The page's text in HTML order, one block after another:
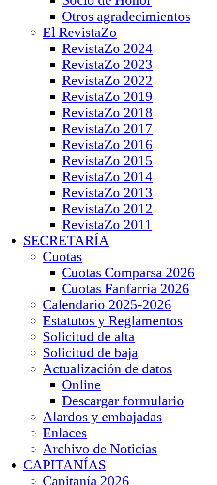
Otros agradecimientos
El RevistaZo
RevistaZo 2024
RevistaZo 2023
RevistaZo 2022
RevistaZo 2019
RevistaZo 2018
RevistaZo 2017
RevistaZo 2016
RevistaZo 2015
RevistaZo 2014
RevistaZo 2013
RevistaZo 2012
RevistaZo 2011
SECRETARÍA
Cuotas
Cuotas Comparsa 2026
Cuotas Fanfarria 2026
Calendario 2025-2026
Estatutos y Reglamentos
Solicitud de alta
Solicitud de baja
Actualización de datos
Online
Descargar formulario
Alardos y embajadas
Enlaces
Archivo de Noticias
CAPITANÍAS
Capitanía 2026